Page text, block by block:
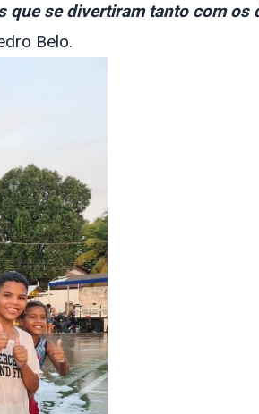
que se divertiram tanto com os
Belo.